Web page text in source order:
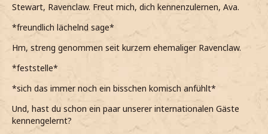
Stewart, Ravenclaw. Freut mich, dich kennenzulernen, Ava.
*freundlich lächelnd sage*
Hm, streng genommen seit kurzem ehemaliger Ravenclaw.
*feststelle*
*sich das immer noch ein bisschen komisch anfühlt*
Und, hast du schon ein paar unserer internationalen Gäste
kennengelernt?